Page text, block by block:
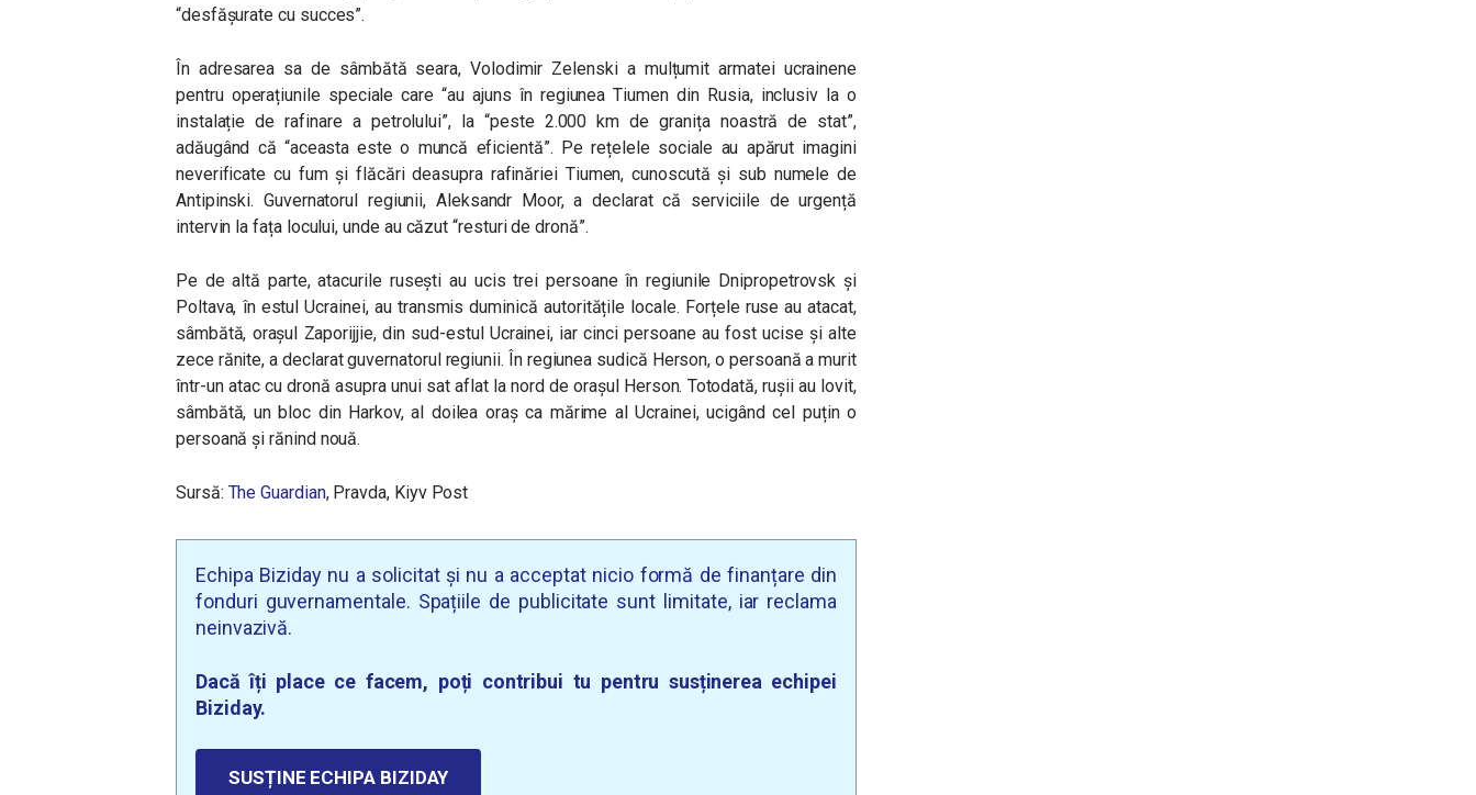
“desfășurate cu succes”.
În adresarea sa de sâmbătă seara, Volodimir Zelenski a mulțumit armatei ucrainene
pentru operațiunile speciale care “au ajuns în regiunea Tiumen din Rusia, inclusiv la o
instalație de rafinare a petrolului”, la “peste 2.000 km de granița noastră de stat”,
adăugând că “aceasta este o muncă eficientă”. Pe rețelele sociale au apărut imagini
neverificate cu fum și flăcări deasupra rafinăriei Tiumen, cunoscută și sub numele de
Antipinski. Guvernatorul regiunii, Aleksandr Moor, a declarat că serviciile de urgență
intervin la fața locului, unde au căzut “resturi de dronă”.
Pe de altă parte, atacurile rusești au ucis trei persoane în regiunile Dnipropetrovsk și
Poltava, în estul Ucrainei, au transmis duminică autoritățile locale. Forțele ruse au atacat,
sâmbătă, orașul Zaporijjie, din sud-estul Ucrainei, iar cinci persoane au fost ucise și alte
zece rănite, a declarat guvernatorul regiunii. În regiunea sudică Herson, o persoană a murit
într-un atac cu dronă asupra unui sat aflat la nord de orașul Herson. Totodată, rușii au lovit,
sâmbătă, un bloc din Harkov, al doilea oraș ca mărime al Ucrainei, ucigând cel puțin o
persoană și rănind nouă.
Sursă: The Guardian, Pravda, Kiyv Post
Echipa Biziday nu a solicitat și nu a acceptat nicio formă de finanțare din
fonduri guvernamentale. Spațiile de publicitate sunt limitate, iar reclama
neinvazivă.
Dacă îți place ce facem, poți contribui tu pentru susținerea echipei
Biziday.
SUSȚINE ECHIPA BIZIDAY